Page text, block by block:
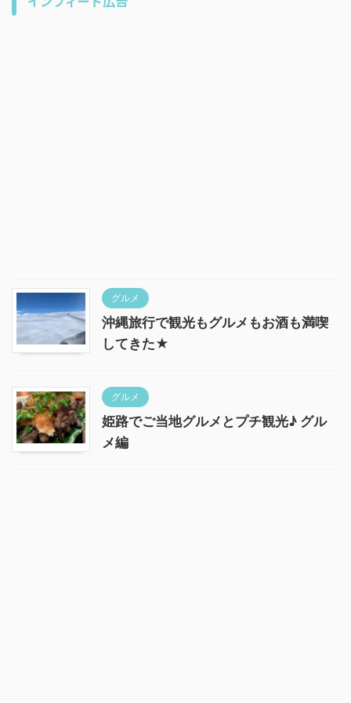
グルメ
沖縄旅行で観光もグルメもお酒も満喫
してきた★
グルメ
姫路でご当地グルメとプチ観光♪ グル
メ編